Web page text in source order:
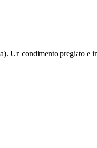
Un condimento pregiato e